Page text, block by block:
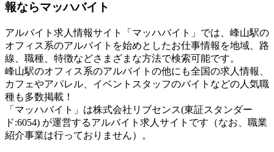
報ならマッハバイト
アルバイト求人情報サイト「マッハバイト」では、峰山駅の
オフィス系のアルバイトを始めとしたお仕事情報を地域、路
線、職種、特徴などさまざまな方法で検索可能です。
峰山駅のオフィス系のアルバイトの他にも全国の求人情報、
カフェやアパレル、イベントスタッフのバイトなどの人気職
種も多数掲載！
「マッハバイト」は株式会社リブセンス(東証スタンダー
ド:6054) が運営するアルバイト求人サイトです（なお、職業
紹介事業は行っておりません）。